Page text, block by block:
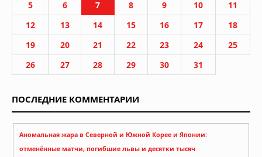
5
6 7 8 9 10
11
12
13 14 15 16 17
18
19
20 21 22 23 24
25
26
27 28 29 30 31
ПОСЛЕДНИЕ КОММЕНТАРИИ
Аномальная жара в Северной и Южной Корее и Японии:
отменённые матчи, погибшие львы и десятки тысяч